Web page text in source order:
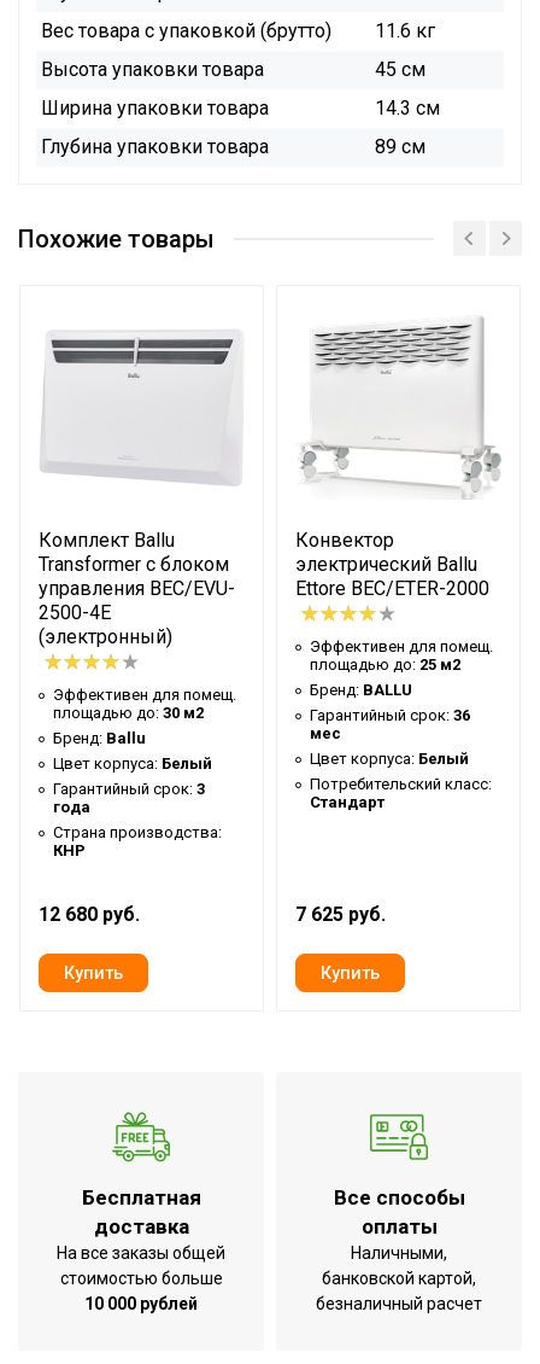
Вес товара с упаковкой (брутто)
11.6 кг
Высота упаковки товара
45 см
Ширина упаковки товара
14.3 см
Глубина упаковки товара
89 см
Сертификат
Сертификат
Каталог
Похожие товары
Комплект Ballu
Transformer с блоком
управления BEC/EVU-
2500-4E
(электронный)
Эффективен для помещ.
площадью до: 30 м2
Бренд: Ballu
Цвет корпуса: Белый
Гарантийный срок: 3
года
Страна производства:
КНР
12 680 руб.
Конвектор
электрический Ballu
Ettore BEC/ETER-2000
Эффективен для помещ.
площадью до: 25 м2
Бренд: BALLU
Гарантийный срок: 36
мес
Цвет корпуса: Белый
Потребительский класс:
Стандарт
7 625 руб.
Бесплатная
доставка
На все заказы общей
стоимостью больше
10 000 рублей
Все способы
оплаты
Наличными,
банковской картой,
безналичный расчет